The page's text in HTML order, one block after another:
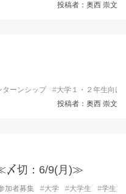
投稿者：奥西 崇文
ターンシップ #大学１・２年生向け
投稿者：奥西 崇文
〆切：6/9(月)≫
加者募集 #大学 #大学生 #学生プ